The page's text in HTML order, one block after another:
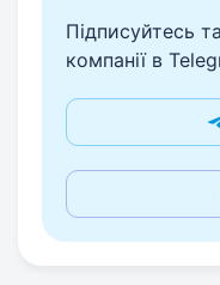
Підписуйтесь
компанії в